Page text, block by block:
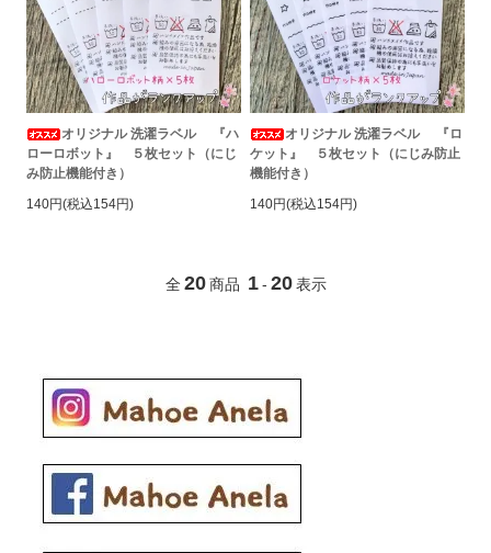
オリジナル 洗濯ラベル 『ハ
ローロボット』 ５枚セット（にじ
み防止機能付き）
140円(税込154円)
オリジナル 洗濯ラベル 『ロ
ケット』 ５枚セット（にじみ防止
機能付き）
140円(税込154円)
全 20 商品 1 - 20 表示